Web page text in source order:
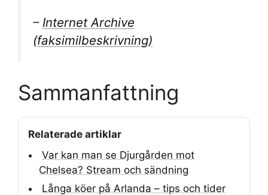
– Internet Archive
(faksimilbeskrivning)
Sammanfattning
Relaterade artiklar
Var kan man se Djurgården mot
Chelsea? Stream och sändning
Långa köer på Arlanda – tips och tider